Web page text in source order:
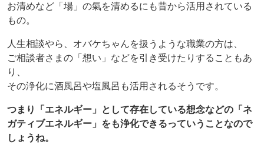
お清めなど「場」の氣を清めるにも昔から活用されている
もの。
人生相談やら、オバケちゃんを扱うような職業の方は、
ご相談者さまの「想い」などを引き受けたりすることもあ
り、
その浄化に酒風呂や塩風呂も活用されるそうです。
つまり「エネルギー」として存在している想念などの「ネ
ガティブエネルギー」をも浄化できるっていうことなので
しょうね。